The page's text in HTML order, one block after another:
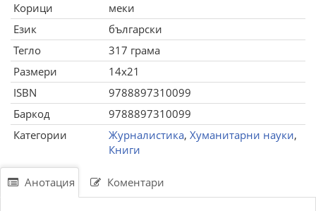
Корици
меки
Език
български
Тегло
317 грама
Размери
14x21
ISBN
9788897310099
Баркод
9788897310099
Категории
Журналистика, Хуманитарни науки,
Книги
Анотация Коментари